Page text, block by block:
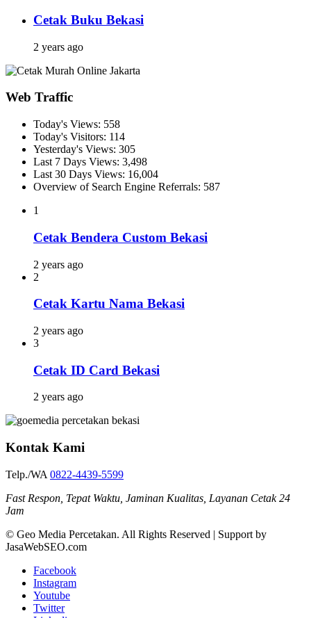
Cetak Buku Bekasi
2 years ago
Web Traffic
Today's Views: 558
Today's Visitors: 114
Yesterday's Views: 305
Last 7 Days Views: 3,498
Last 30 Days Views: 16,004
Overview of Search Engine Referrals: 587
1
Cetak Bendera Custom Bekasi
2 years ago
2
Cetak Kartu Nama Bekasi
2 years ago
3
Cetak ID Card Bekasi
2 years ago
Kontak Kami
Telp./WA 0822-4439-5599
Fast Respon, Tepat Waktu, Jaminan Kualitas, Layanan Cetak 24
Jam
© Geo Media Percetakan. All Rights Reserved | Support by
JasaWebSEO.com
Facebook
Instagram
Youtube
Twitter